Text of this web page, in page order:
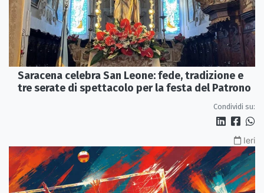
Saracena celebra San Leone: fede, tradizione e
tre serate di spettacolo per la festa del Patrono
Condividi su:
Ieri